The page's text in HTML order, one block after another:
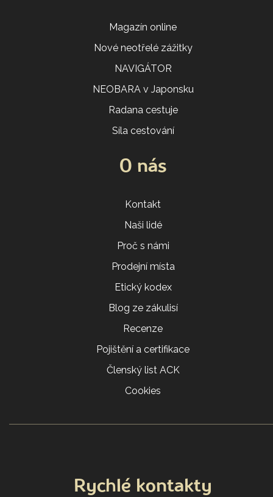
Magazín online
Nové neotřelé zážitky
NAVIGÁTOR
NEOBARA v Japonsku
Radana cestuje
Síla cestování
O nás
Kontakt
Naši lidé
Proč s námi
Prodejní místa
Etický kodex
Blog ze zákulisí
Recenze
Pojištění a certifikace
Členský list ACK
Cookies
Rychlé kontakty